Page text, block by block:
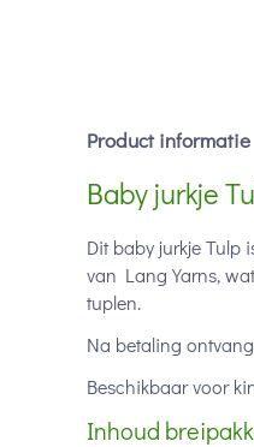
Product informatie
Baby jurkje
Dit baby jurkje Tulp
van Lang Yarns,
tuplen.
Na betaling
Beschikbaar voor
Inhoud